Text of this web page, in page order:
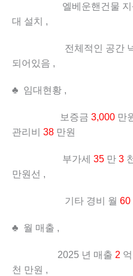
엘베운핸건물 지
대 설치 ,
전체적인 공간 넉넉
되어있음 ,
♣ 임대현황 ,
보증금 3,000 만
관리비 38 만원
부가세 35 만 3
만원선 ,
기타 경비 월 60
♣ 월 매출 ,
2025 년 매출 2 억
천 만원 ,